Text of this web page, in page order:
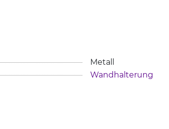
Metall
Wandhalterung